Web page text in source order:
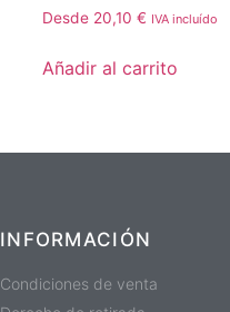
Desde 20,10 € IVA incluído
Añadir al carrito
INFORMACIÓN
Condiciones de venta